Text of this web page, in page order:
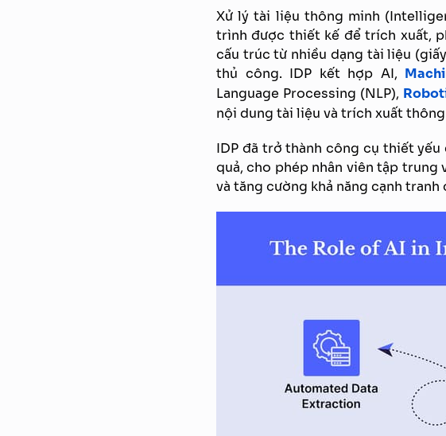
Xử lý tài liệu thông minh
trình được thiết kế để trích xuất,
cấu trúc từ nhiều dạng tài liệu
thủ công. IDP kết hợp AI,
Language Processing (NLP),
nội dung tài liệu và trích xuất
IDP đã trở thành công cụ thiết
quả, cho phép nhân viên tập
và tăng cường khả năng cạnh tranh